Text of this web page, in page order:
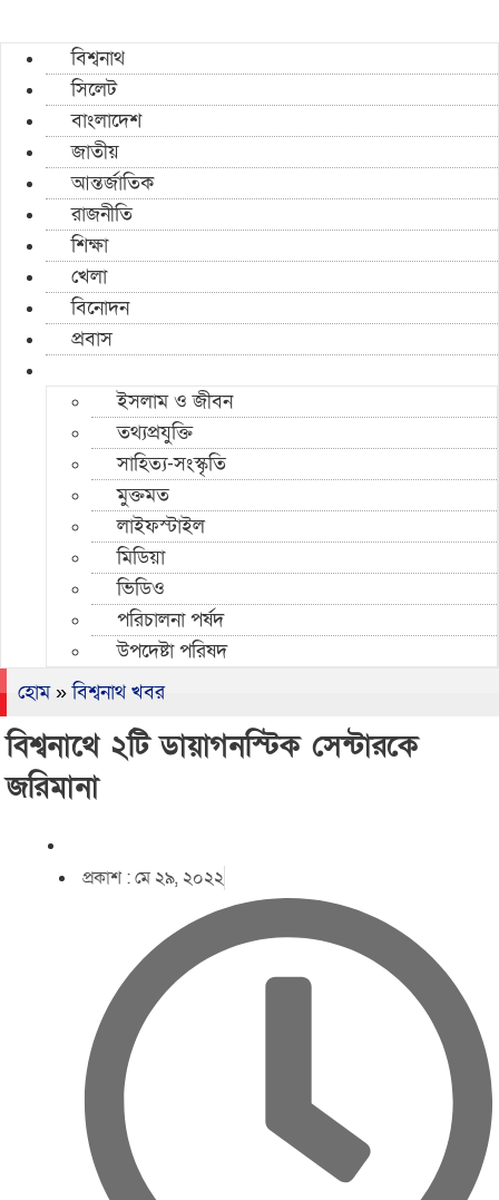
বিশ্বনাথ
সিলেট
বাংলাদেশ
জাতীয়
আন্তর্জাতিক
রাজনীতি
শিক্ষা
খেলা
বিনোদন
প্রবাস
ইসলাম ও জীবন
তথ্যপ্রযুক্তি
সাহিত্য-সংস্কৃতি
মুক্তমত
লাইফস্টাইল
মিডিয়া
ভিডিও
পরিচালনা পর্ষদ
উপদেষ্টা পরিষদ
হোম»বিশ্বনাথ খবর
বিশ্বনাথে ২টি ডায়াগনস্টিক সেন্টারকে
জরিমানা
প্রকাশ :মে ২৯, ২০২২